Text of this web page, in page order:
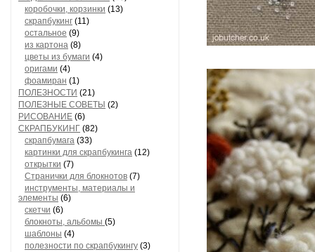
коробочки, корзинки (13)
скрапбукинг (11)
остальное (9)
из картона (8)
цветы из бумаги (4)
оригами (4)
фоамиран (1)
ПОЛЕЗНОСТИ (21)
ПОЛЕЗНЫЕ СОВЕТЫ (2)
РИСОВАНИЕ (6)
СКРАПБУКИНГ (82)
скрапбумага (33)
картинки для скрапбукинга (12)
открытки (7)
Странички для блокнотов (7)
инструменты, материалы и
элементы (6)
скетчи (6)
блокноты, альбомы (5)
шаблоны (4)
полезности по скрапбукингу (3)